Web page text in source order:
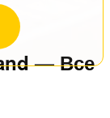
— Все